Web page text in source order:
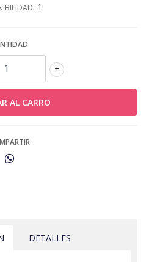
1
+
DETALLES